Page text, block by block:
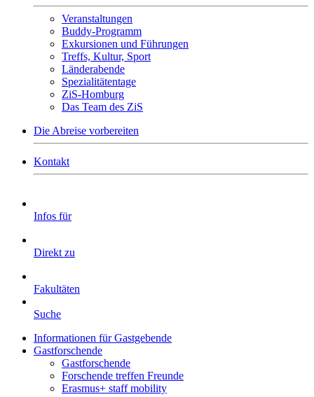
Veranstaltungen
Buddy-Programm
Exkursionen und Führungen
Treffs, Kultur, Sport
Länderabende
Spezialitätentage
ZiS-Homburg
Das Team des ZiS
Die Abreise vorbereiten
Kontakt
Infos für
Direkt zu
Fakultäten
Suche
Informationen für Gastgebende
Gastforschende
Gastforschende
Forschende treffen Freunde
Erasmus+ staff mobility